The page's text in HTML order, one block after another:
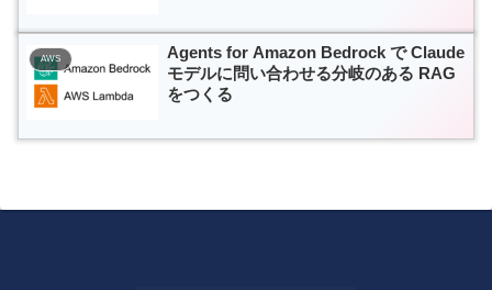
AWS
Agents for Amazon Bedrock で Claude
モデルに問い合わせる分岐のある RAG
をつくる